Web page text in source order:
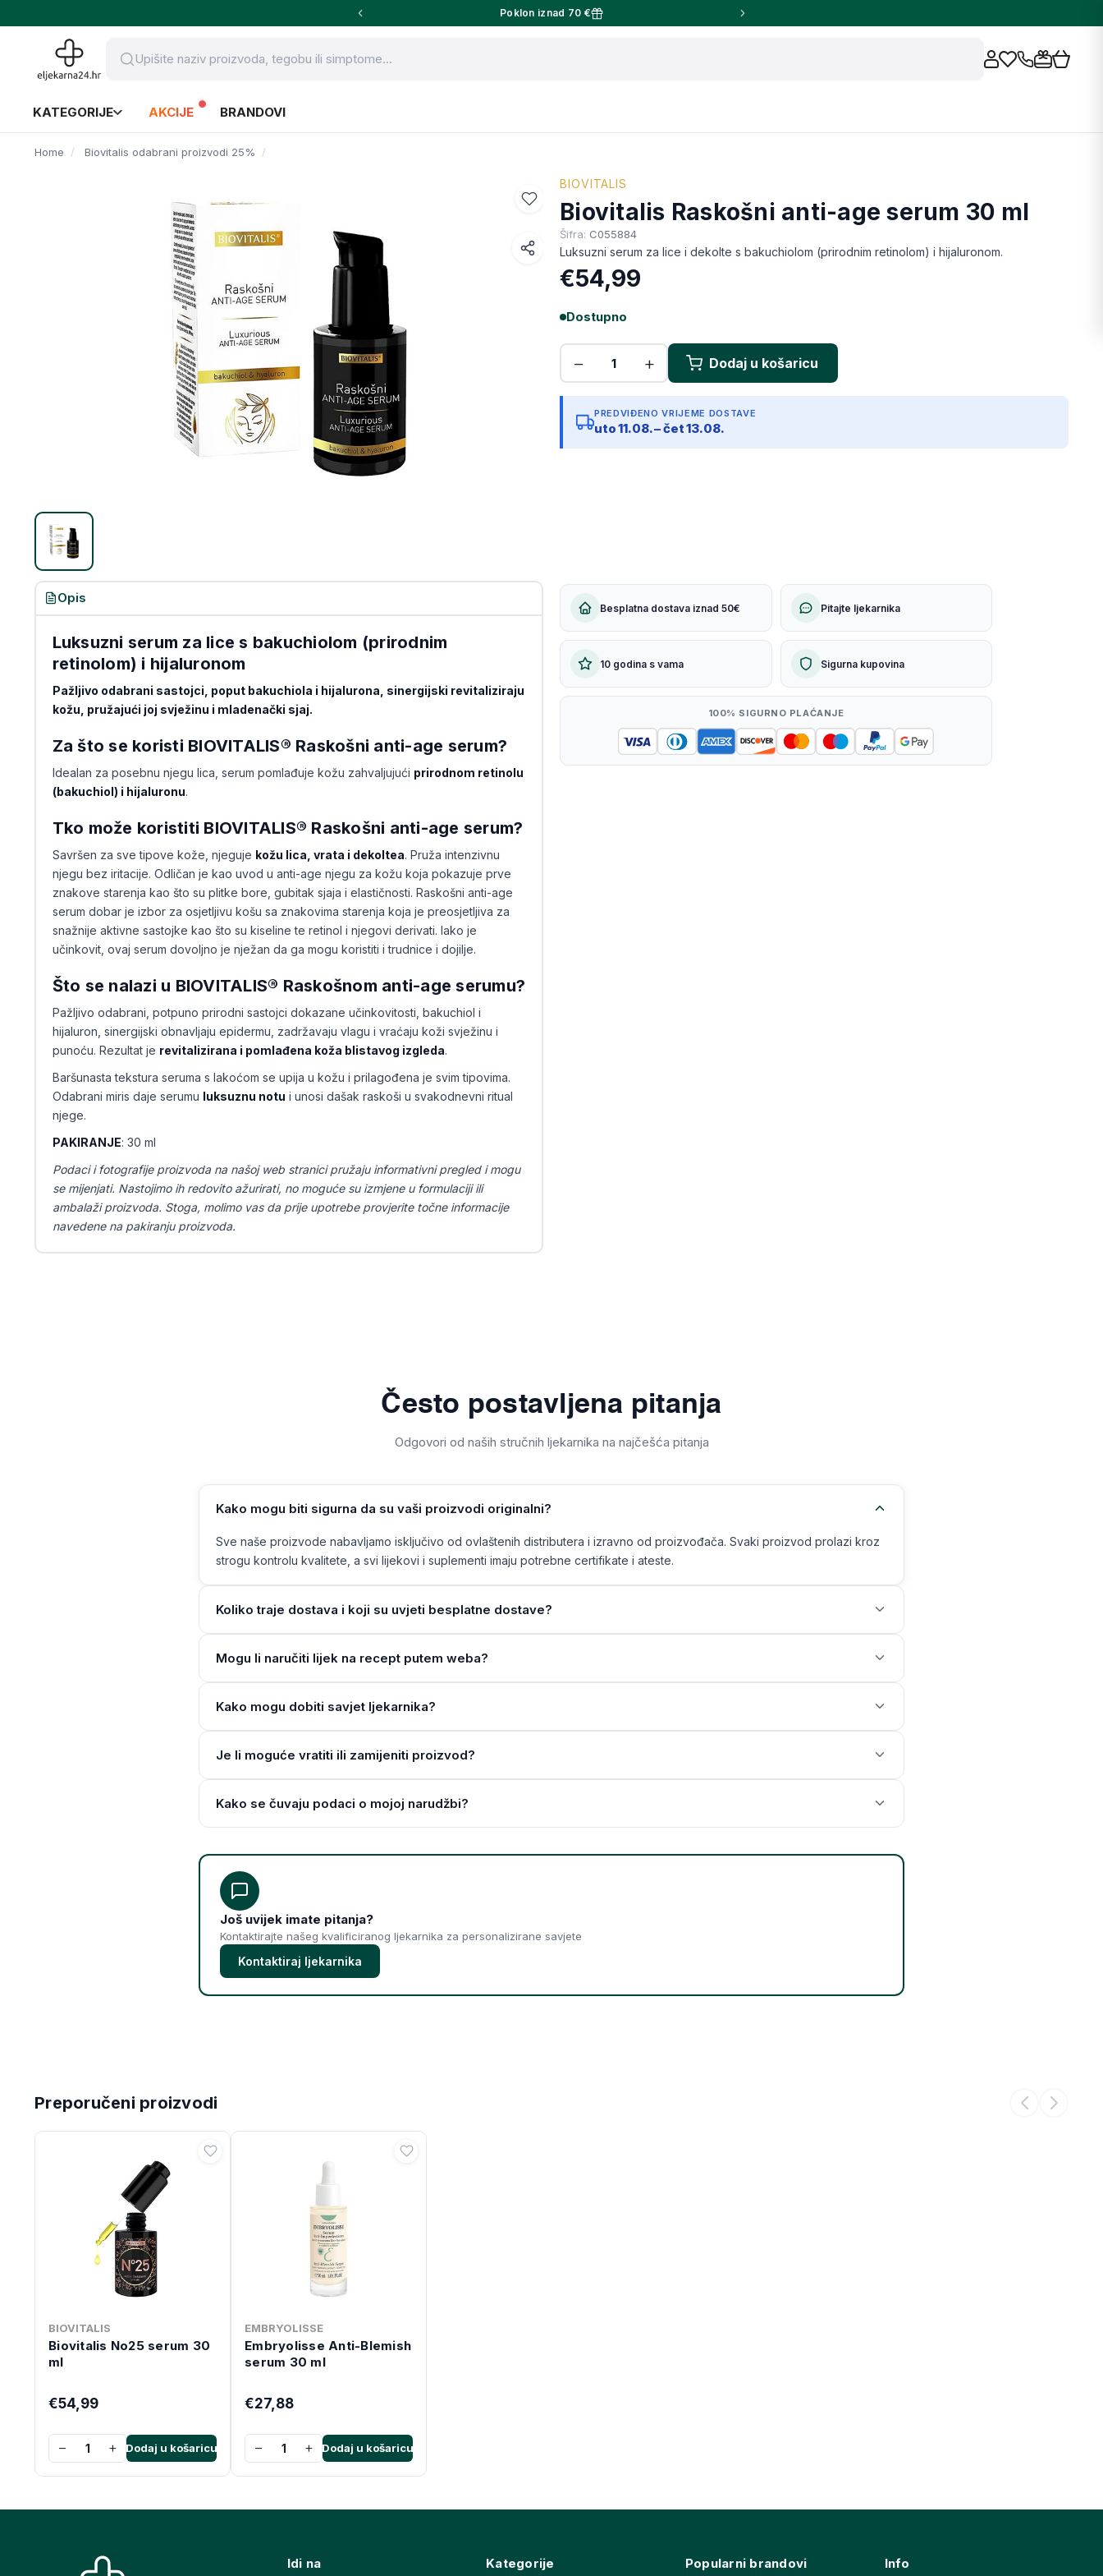
Poklon iznad 70 €
KATEGORIJE AKCIJE BRANDOVI
Home Biovitalis odabrani proizvodi 25%
BIOVITALIS
Biovitalis Raskošni anti-age serum 30 ml
Šifra: C055884
Luksuzni serum za lice i dekolte s bakuchiolom (prirodnim retinolom) i hijaluronom.
€54,99
Dostupno
PREDVIĐENO VRIJEME DOSTAVE
uto 11.08. – čet 13.08.
Facebook
WhatsApp
X (Twitter)
Kopiraj link
Besplatna dostava iznad 50€ Pitajte ljekarnika
10 godina s vama Sigurna kupovina
100% SIGURNO PLAĆANJE
Opis
Luksuzni serum za lice s bakuchiolom (prirodnim
retinolom) i hijaluronom
Pažljivo odabrani sastojci, poput bakuchiola i hijalurona, sinergijski revitaliziraju
kožu, pružajući joj svježinu i mladenački sjaj.
Za što se koristi BIOVITALIS® Raskošni anti-age serum?
Idealan za posebnu njegu lica, serum pomlađuje kožu zahvaljujući prirodnom retinolu
(bakuchiol) i hijaluronu.
Tko može koristiti BIOVITALIS® Raskošni anti-age serum?
Savršen za sve tipove kože, njeguje kožu lica, vrata i dekoltea. Pruža intenzivnu
njegu bez iritacije. Odličan je kao uvod u anti-age njegu za kožu koja pokazuje prve
znakove starenja kao što su plitke bore, gubitak sjaja i elastičnosti. Raskošni anti-age
serum dobar je izbor za osjetljivu košu sa znakovima starenja koja je preosjetljiva za
snažnije aktivne sastojke kao što su kiseline te retinol i njegovi derivati. Iako je
učinkovit, ovaj serum dovoljno je nježan da ga mogu koristiti i trudnice i dojilje.
Što se nalazi u BIOVITALIS® Raskošnom anti-age serumu?
Pažljivo odabrani, potpuno prirodni sastojci dokazane učinkovitosti, bakuchiol i
hijaluron, sinergijski obnavljaju epidermu, zadržavaju vlagu i vraćaju koži svježinu i
punoću. Rezultat je revitalizirana i pomlađena koža blistavog izgleda.
Baršunasta tekstura seruma s lakoćom se upija u kožu i prilagođena je svim tipovima.
Odabrani miris daje serumu luksuznu notu i unosi dašak raskoši u svakodnevni ritual
njege.
PAKIRANJE: 30 ml
Podaci i fotografije proizvoda na našoj web stranici pružaju informativni pregled i mogu
se mijenjati. Nastojimo ih redovito ažurirati, no moguće su izmjene u formulaciji ili
ambalaži proizvoda. Stoga, molimo vas da prije upotrebe provjerite točne informacije
navedene na pakiranju proizvoda.
Često postavljena pitanja
Odgovori od naših stručnih ljekarnika na najčešća pitanja
Kako mogu biti sigurna da su vaši proizvodi originalni?
Sve naše proizvode nabavljamo isključivo od ovlaštenih distributera i izravno od proizvođača. Svaki proizvod prolazi kroz
strogu kontrolu kvalitete, a svi lijekovi i suplementi imaju potrebne certifikate i ateste.
Koliko traje dostava i koji su uvjeti besplatne dostave?
Mogu li naručiti lijek na recept putem weba?
Kako mogu dobiti savjet ljekarnika?
Je li moguće vratiti ili zamijeniti proizvod?
Kako se čuvaju podaci o mojoj narudžbi?
Još uvijek imate pitanja?
Kontaktirajte našeg kvalificiranog ljekarnika za personalizirane savjete
Kontaktiraj ljekarnika
Preporučeni proizvodi
BIOVITALIS
Biovitalis No25 serum 30
ml
€54,99
− + Dodaj u košaricu
EMBRYOLISSE
Embryolisse Anti-Blemish
serum 30 ml
€27,88
− + Dodaj u košaricu
Idi na Kategorije Popularni brandovi Info